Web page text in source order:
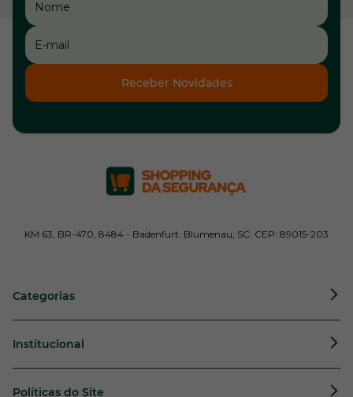
Receber Novidades
KM 63, BR-470, 8484 - Badenfurt. Blumenau, SC. CEP: 89015-203
Categorias
Institucional
Políticas do Site